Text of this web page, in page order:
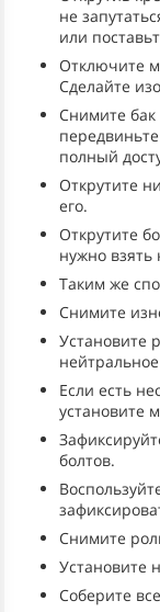
не
или
Отключите
Сделайте
Снимите
полный
Открутите
его.
Открутите
нужно
Таким же
Снимите
Установите
Если есть
установите
болтов.
Снимите
Установите
Соберите